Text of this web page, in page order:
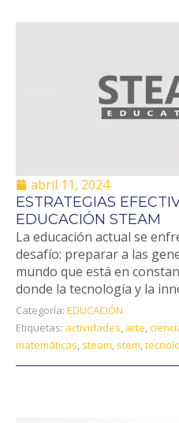
abril 11, 2024
ESTRATEGIAS
EDUCACIÓN STEAM
La educación actual se
desafío: preparar a las
mundo que está en
donde la tecnología y la
Categoría: EDUCACIÓN
Etiquetas: actividades, arte,
matemáticas, steam, stem,